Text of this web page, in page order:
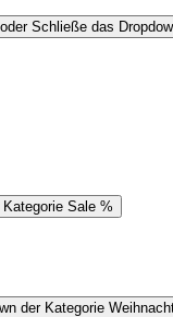
Schließe das
Sale %
der Kategorie